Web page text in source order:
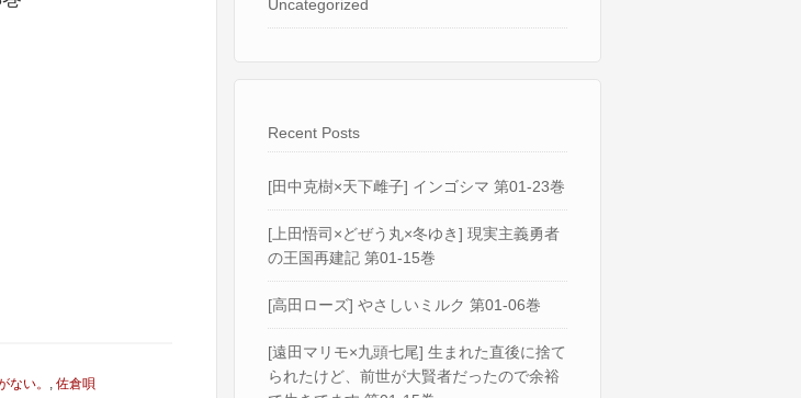
ない。 , 佐倉唄
Uncategorized
Recent Posts
[田中克樹×天下雌子] インゴシマ 第01-23巻
[上田悟司×どぜう丸×冬ゆき] 現実主義勇者
の王国再建記 第01-15巻
[高田ローズ] やさしいミルク 第01-06巻
[遠田マリモ×九頭七尾] 生まれた直後に捨て
られたけど、前世が大賢者だったので余裕